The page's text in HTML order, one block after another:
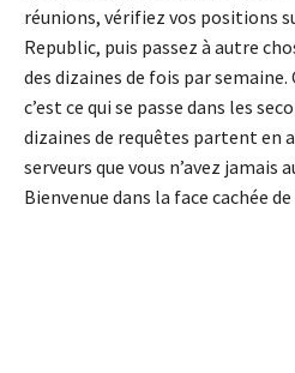
réunions, vérifiez vos positions
Republic, puis passez à autre
des dizaines de fois par semaine.
c’est ce qui se passe dans les
dizaines de requêtes partent en
serveurs que vous n’avez
Bienvenue dans la face cachée